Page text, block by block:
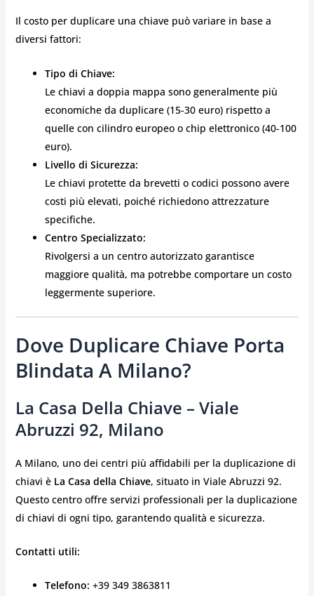
Il costo per duplicare una chiave può variare in base a
diversi fattori:
Tipo di Chiave:
Le chiavi a doppia mappa sono generalmente più
economiche da duplicare (15-30 euro) rispetto a
quelle con cilindro europeo o chip elettronico (40-100
euro).
Livello di Sicurezza:
Le chiavi protette da brevetti o codici possono avere
costi più elevati, poiché richiedono attrezzature
specifiche.
Centro Specializzato:
Rivolgersi a un centro autorizzato garantisce
maggiore qualità, ma potrebbe comportare un costo
leggermente superiore.
Dove Duplicare Chiave Porta
Blindata A Milano?
La Casa Della Chiave – Viale
Abruzzi 92, Milano
A Milano, uno dei centri più affidabili per la duplicazione di
chiavi è La Casa della Chiave, situato in Viale Abruzzi 92.
Questo centro offre servizi professionali per la duplicazione
di chiavi di ogni tipo, garantendo qualità e sicurezza.
Contatti utili:
Telefono: +39 349 3863811